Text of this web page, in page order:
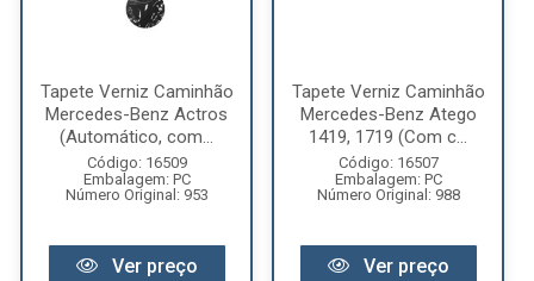
Tapete Verniz Caminhão
Mercedes-Benz Actros
(Automático, com...
Código: 16509
Embalagem: PC
Número Original: 953
Ver preço
Tapete Verniz Caminhão
Mercedes-Benz Atego
1419, 1719 (Com c...
Código: 16507
Embalagem: PC
Número Original: 988
Ver preço